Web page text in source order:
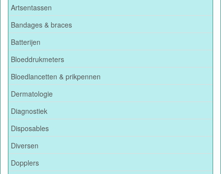
Artsentassen
Bandages & braces
Batterijen
Bloeddrukmeters
Bloedlancetten & prikpennen
Dermatologie
Diagnostiek
Disposables
Diversen
Dopplers